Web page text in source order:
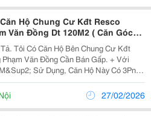
Hộ Chung Cư Kđt Resco
Văn Đồng Dt 120M2 ( Căn Góc
Cư Kđt
Văn Đồng Cần Bán Gấp. + Với
Sử Dụng, Căn Hộ Này Có 3Pn
Thương Lượng)
+ Nội Thất: Đầy Đủ . + Pháp Lý: Pháp Lý Đầy Đủ,...27/02/2026